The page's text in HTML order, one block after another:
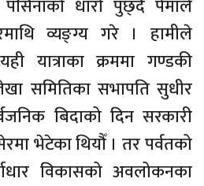
धारो पुछ्दै पेमाले
व्यङ्ग्य गरे । हामीले
यात्राका क्रममा गण्डकी
समितिका सभापति सुधीर
बिदाको दिन सरकारी
भेटेका थियौँ । तर पर्वतको
विकासको अवलोकनका